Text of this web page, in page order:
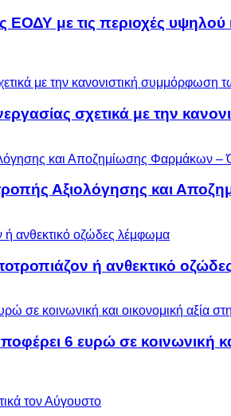
ΕΟΔΥ με τις περιοχές υψηλού
σχετικά με την
Αξιολόγησης και
ή ανθεκτικό
6 ευρώ σε κοινωνική